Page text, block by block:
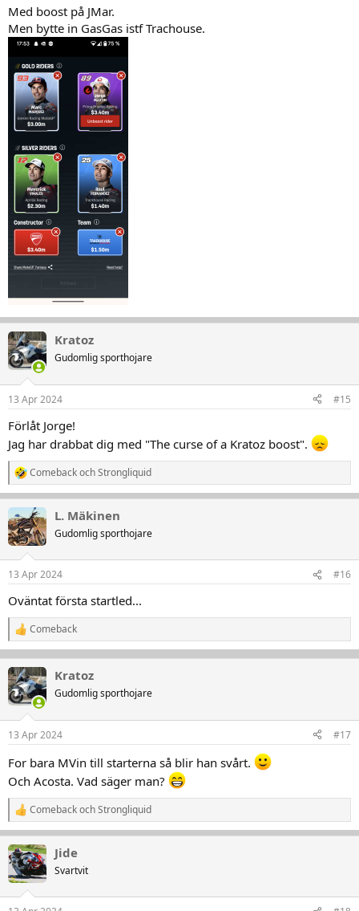
Med boost på JMar.
Men bytte in GasGas istf Trachouse.
Kratoz
Gudomlig sporthojare
13 Apr 2024 #15
Förlåt Jorge!
Jag har drabbat dig med "The curse of a Kratoz boost".
R
e
a
k
t
i
n
e
:
ComebackochStrongliquid
L. Mäkinen
Gudomlig sporthojare
13 Apr 2024 #16
Oväntat första startled...
R
e
a
k
t
i
n
e
:
Comeback
Kratoz
Gudomlig sporthojare
13 Apr 2024 #17
For bara MVin till starterna så blir han svårt.
Och Acosta. Vad säger man?
R
e
a
k
t
i
n
ComebackochStrongliquid
Jide
Svartvit